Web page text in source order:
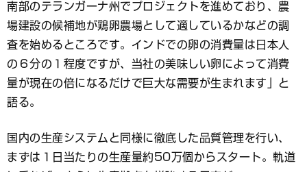
南部のテランガーナ州でプロジェクトを進めており、農
場建設の候補地が鶏卵農場として適しているかなどの調
査を始めるところです。インドでの卵の消費量は日本人
の６分の１程度ですが、当社の美味しい卵によって消費
量が現在の倍になるだけで巨大な需要が生まれます」と
語る。
国内の生産システムと同様に徹底した品質管理を行い、
まずは１日当たりの生産量約50万個からスタート。軌道